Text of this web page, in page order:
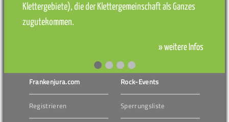
Klettergebiete), die der Klettergemeinschaft als Ganzes
zugutekommen.
» weitere Infos
Frankenjura.com
Registrieren
Rock-Events
Sperrungsliste